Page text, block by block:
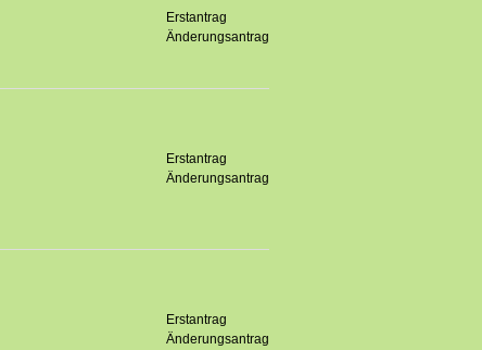
Erstantrag
Änderungsantrag
Erstantrag
Änderungsantrag
Erstantrag
Änderungsantrag